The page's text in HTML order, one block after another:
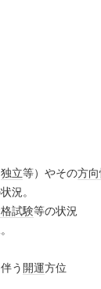
独立等）やその方向
況。
試験等の状況
う 開運方位